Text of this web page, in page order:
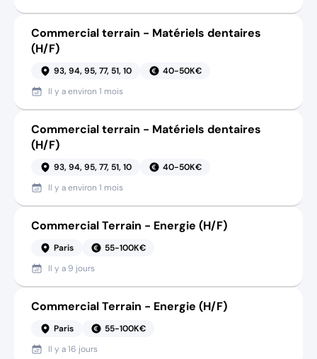
Commercial terrain - Matériels dentaires
(H/F)
93, 94, 95, 77, 51, 10
40-50K€
Il y aenviron 1 mois
Commercial terrain - Matériels dentaires
(H/F)
93, 94, 95, 77, 51, 10
40-50K€
Il y aenviron 1 mois
Commercial Terrain - Energie (H/F)
Paris
55-100K€
Il y a 9 jours
Commercial Terrain - Energie (H/F)
Paris
55-100K€
Il y a16 jours